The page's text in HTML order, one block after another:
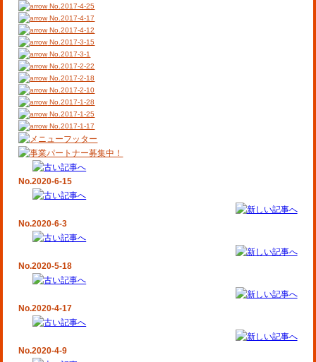
No.2017-4-25
No.2017-4-17
No.2017-4-12
No.2017-3-15
No.2017-3-1
No.2017-2-22
No.2017-2-18
No.2017-2-10
No.2017-1-28
No.2017-1-25
No.2017-1-17
No.2020-6-15
No.2020-6-3
No.2020-5-18
No.2020-4-17
No.2020-4-9